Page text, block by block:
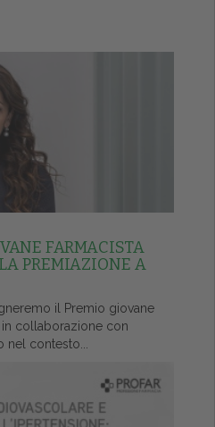
FARMACISTA
PREMIAZIONE A
il Premio giovane
collaborazione con
contesto...